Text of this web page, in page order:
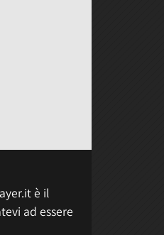
è il
ad essere